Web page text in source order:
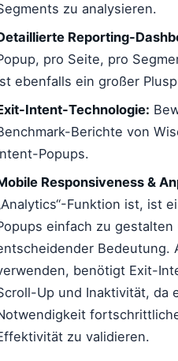
zu analysieren.
Reporting-
pro Seite, pro
ebenfalls ein großer
Intent-Technologie:
Berichte von
Popups.
Responsiveness &
Funktion ist, ist
einfach zu
Bedeutung.
benötigt Exit-
Up und Inaktivität, da
zu validieren.